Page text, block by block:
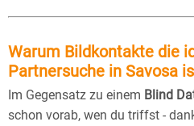
Warum Bildkontakte die
Partnersuche in Savosa
Im Gegensatz zu einem Blind
schon vorab, wen du triffst -